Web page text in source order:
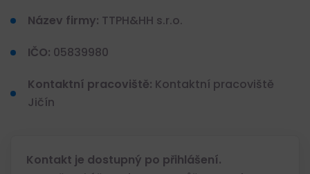
Název firmy: TTPH&HH s.r.o.
IČO: 05839980
Kontaktní pracoviště: Kontaktní pracoviště
Jičín
Kontakt je dostupný po přihlášení.